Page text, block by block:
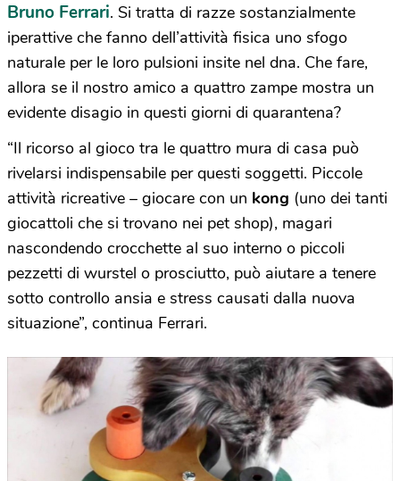
Bruno Ferrari. Si tratta di razze sostanzialmente
iperattive che fanno dell’attività fisica uno sfogo
naturale per le loro pulsioni insite nel dna. Che fare,
allora se il nostro amico a quattro zampe mostra un
evidente disagio in questi giorni di quarantena?
“Il ricorso al gioco tra le quattro mura di casa può
rivelarsi indispensabile per questi soggetti. Piccole
attività ricreative – giocare con un kong (uno dei tanti
giocattoli che si trovano nei pet shop), magari
nascondendo crocchette al suo interno o piccoli
pezzetti di wurstel o prosciutto, può aiutare a tenere
sotto controllo ansia e stress causati dalla nuova
situazione”, continua Ferrari.